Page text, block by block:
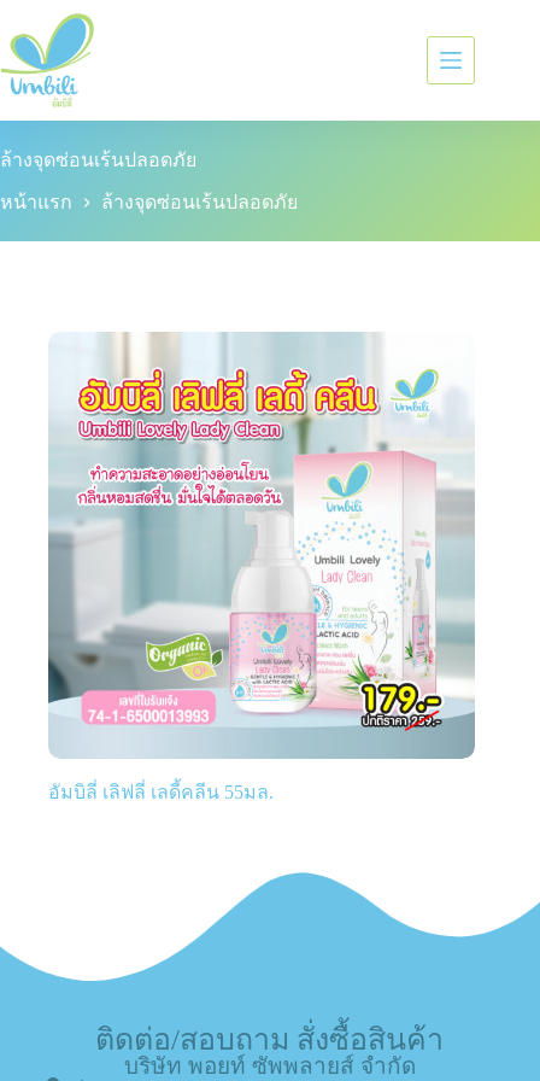
ล้างจุดซ่อนเร้นปลอดภัย
หน้าแรก ล้างจุดซ่อนเร้นปลอดภัย
อัมบิลี่ เลิฟลี่ เลดี้คลีน 55มล.
ติดต่อ/สอบถาม สั่งซื้อสินค้า
บริษัท พอยท์ ซัพพลายส์ จำกัด